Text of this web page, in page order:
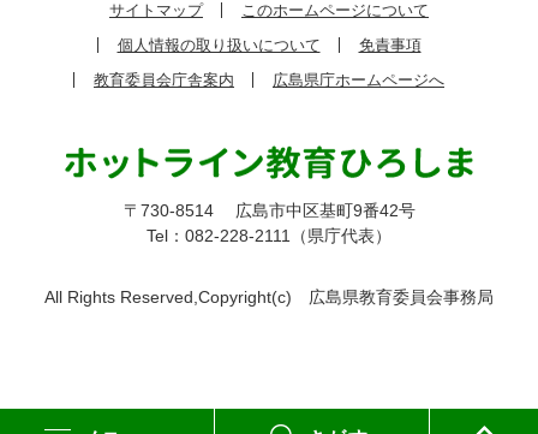
サイトマップ
このホームページについて
個人情報の取り扱いについて
免責事項
教育委員会庁舎案内
広島県庁ホームページへ
〒730-8514
広島市中区基町9番42号
Tel：082-228-2111（県庁代表）
All Rights Reserved,Copyright(c) 広島県教育委員会事務局